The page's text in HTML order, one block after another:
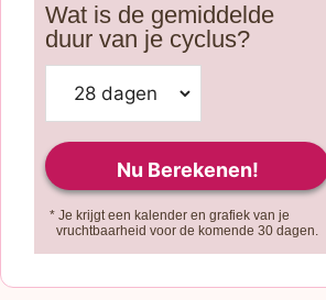
Wat is de gemiddelde
duur van je cyclus?
* Je krijgt een kalender en grafiek van je
vruchtbaarheid voor de komende 30 dagen.